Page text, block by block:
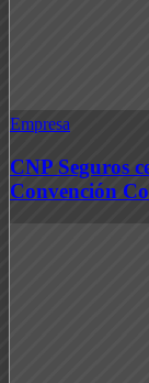
Empresa
CNP Seguros
Convención